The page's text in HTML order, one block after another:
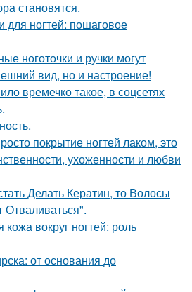
становятся.
для ногтей: пошаговое
ноготочки и ручки могут
вид, но и настроение!
времечко такое, в соцсетях
покрытие ногтей лаком, это
ухоженности и любви
Делать Кератин, то Волосы
вокруг ногтей: роль
от основания до